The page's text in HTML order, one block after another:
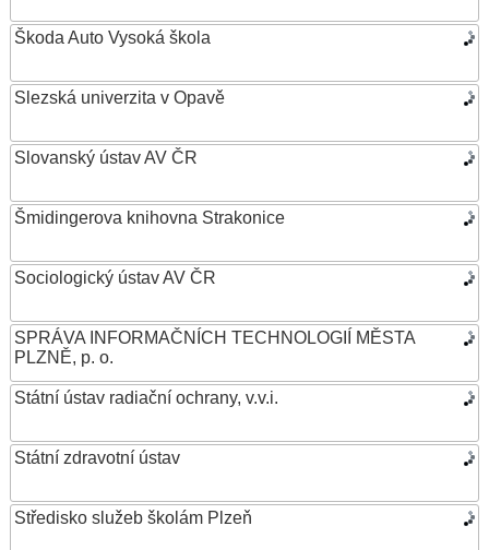
Škoda Auto Vysoká škola
Slezská univerzita v Opavě
Slovanský ústav AV ČR
Šmidingerova knihovna Strakonice
Sociologický ústav AV ČR
SPRÁVA INFORMAČNÍCH TECHNOLOGIÍ MĚSTA
PLZNĚ, p. o.
Státní ústav radiační ochrany, v.v.i.
Státní zdravotní ústav
Středisko služeb školám Plzeň